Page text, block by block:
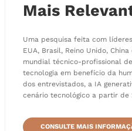
Mais
Uma pesquisa feita com
EUA, Brasil, Reino Unido,
mundial técnico-profissional
tecnologia em benefício da
dos entrevistados, a IA
cenário tecnológico a partir de
CONSULTE MAIS